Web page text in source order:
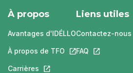
À propos
Avantages d'IDÉLLO
À propos de TFO Ce lien s'ouvrira
Carrières Ce lien s'ouvrira dans un
Liens utiles
Contactez-nous
FAQ Ce lien